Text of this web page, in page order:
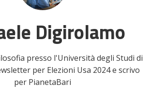
Digirolamo
presso l'Università degli Studi di
per Elezioni Usa 2024 e scrivo
per PianetaBari